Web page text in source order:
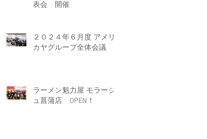
表会 開催
２０２４年６月度 アメリ
カヤグループ全体会議
ラーメン魁力屋 モラージ
ュ菖蒲店 OPEN！